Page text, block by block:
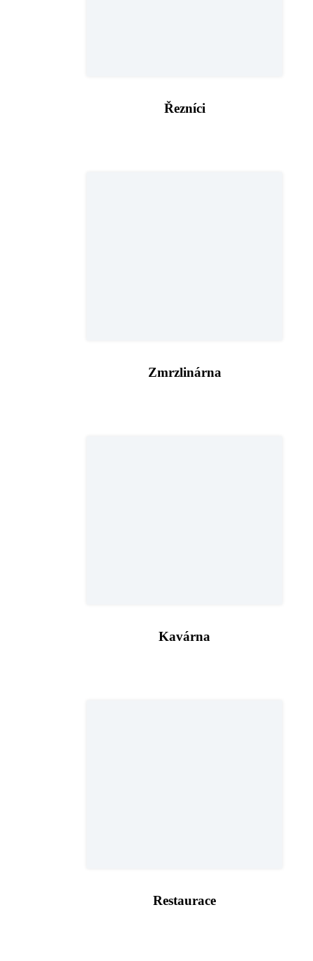
Řezníci
Zmrzlinárna
Kavárna
Restaurace